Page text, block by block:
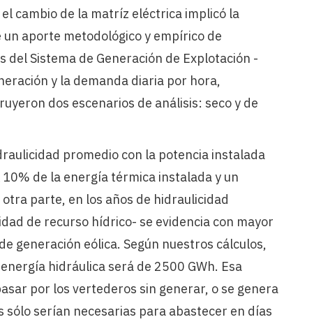
cambio de la matríz eléctrica implicó la
aporte metodológico y empírico de
Sistema de Generación de Explotación -
y la demanda diaria por hora,
dos escenarios de análisis: seco y de
promedio con la potencia instalada
de la energía térmica instalada y un
parte, en los años de hidraulicidad
de recurso hídrico- se evidencia con mayor
generación eólica. Según nuestros cálculos,
hidráulica será de 2500 GWh. Esa
por los vertederos sin generar, o se genera
serían necesarias para abastecer en días